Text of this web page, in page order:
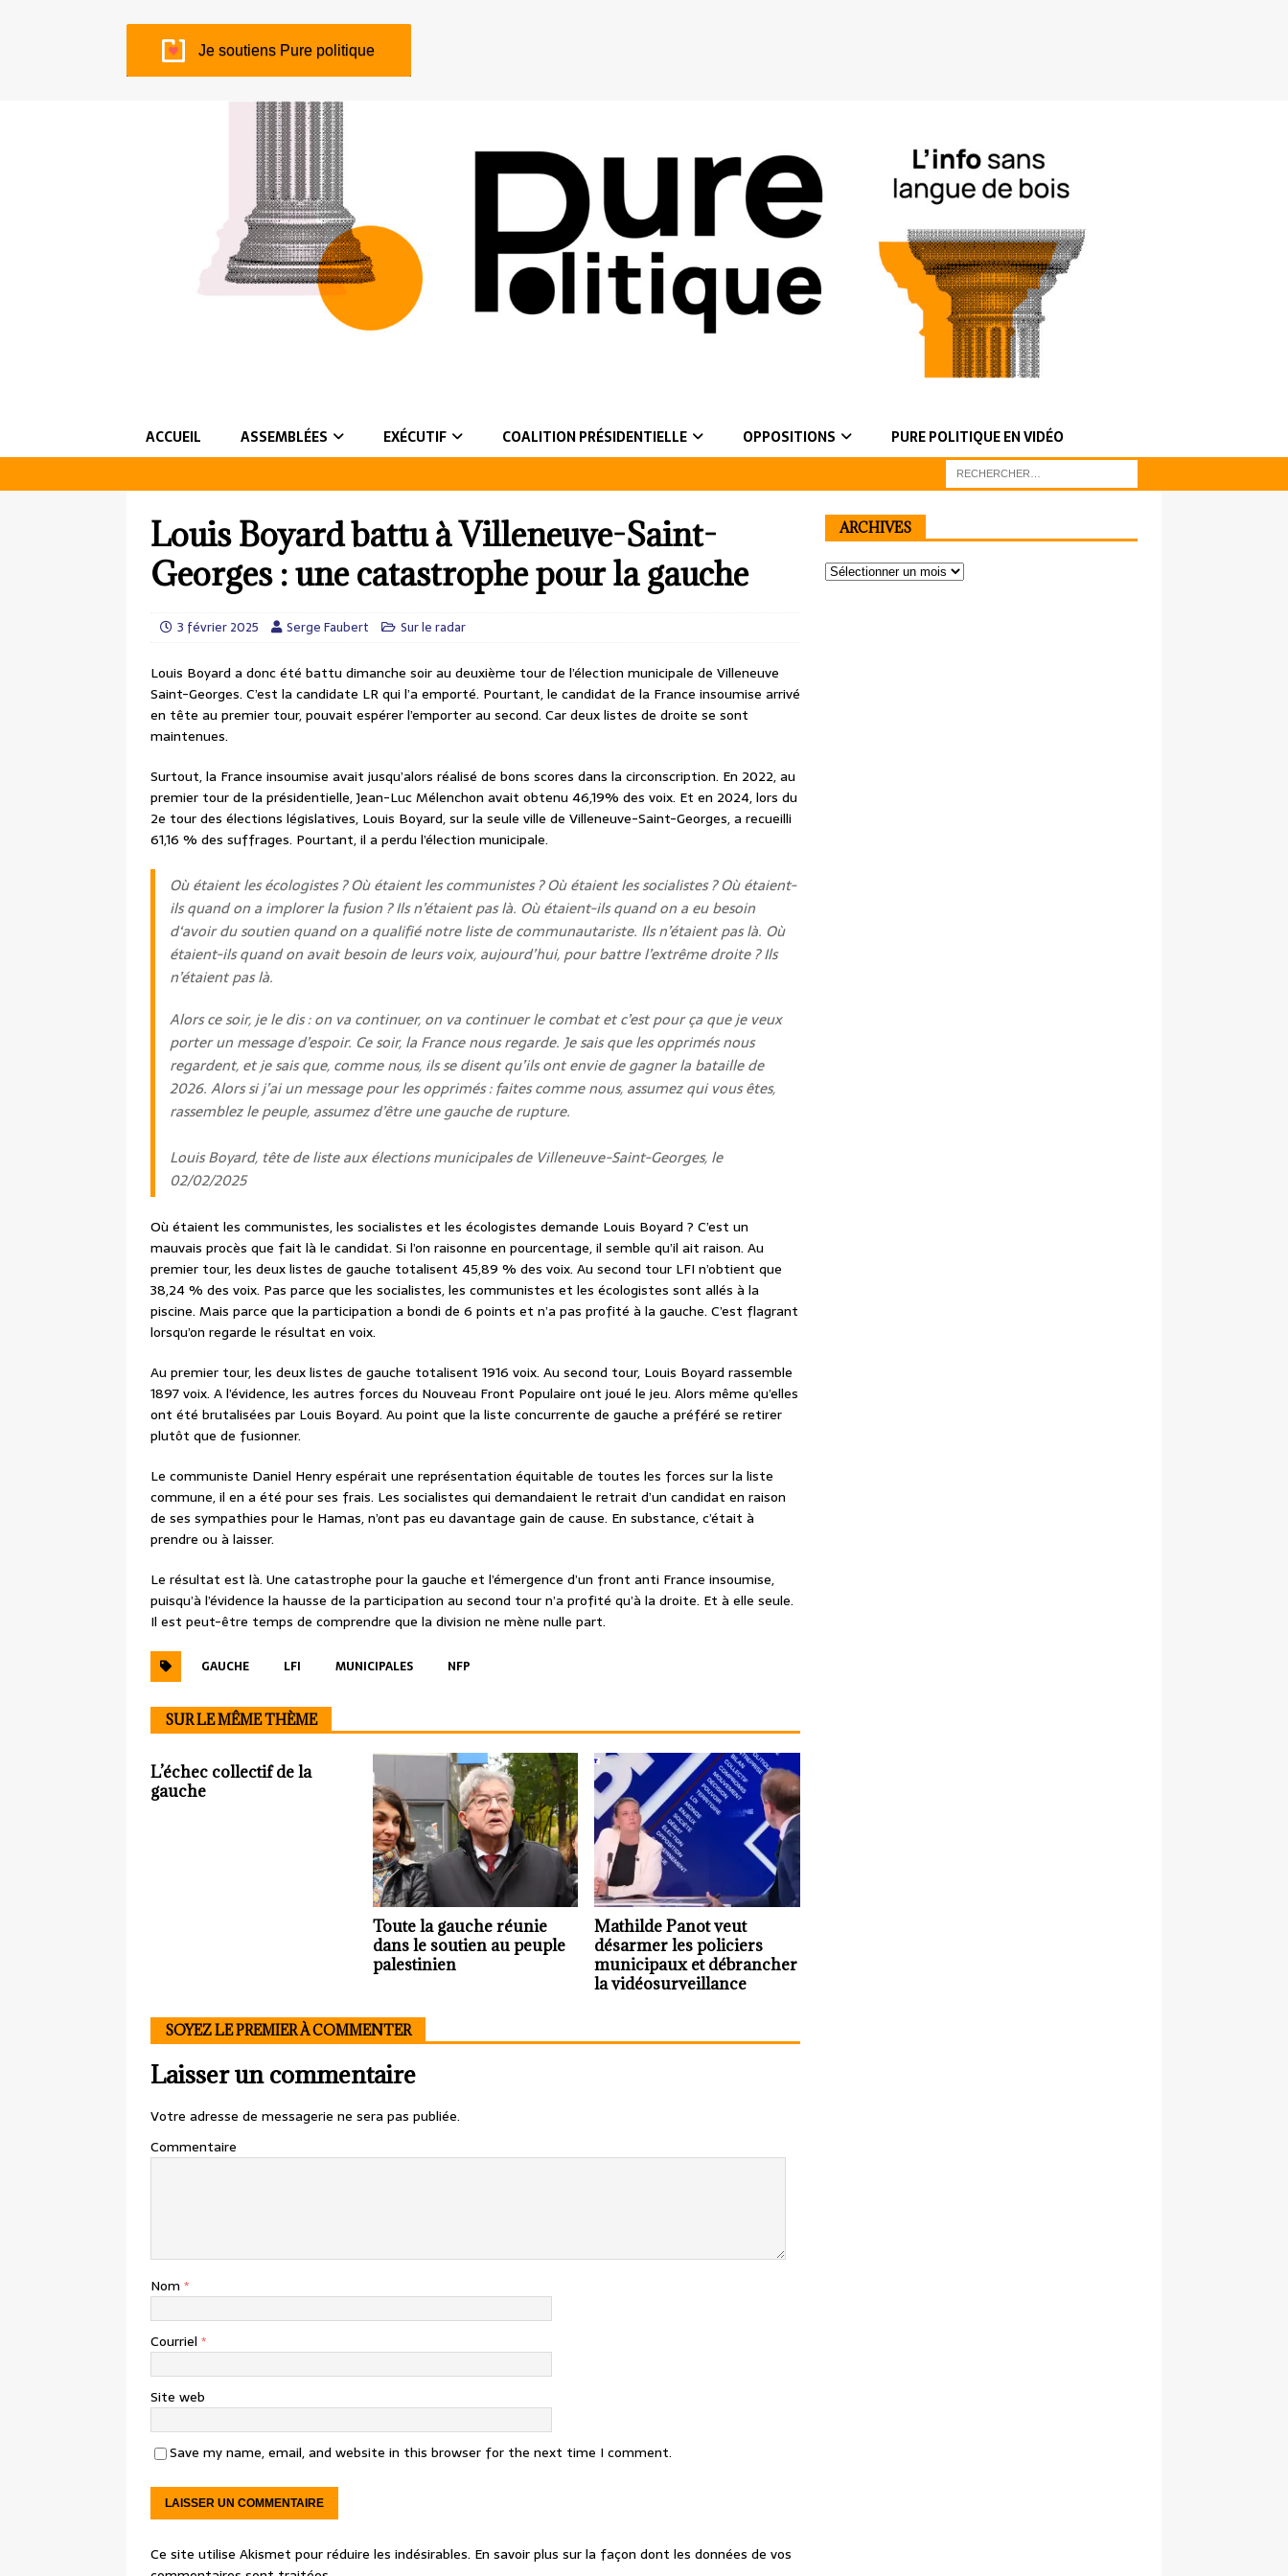
Je soutiens Pure politique
ACCUEIL ASSEMBLÉES EXÉCUTIF COALITION PRÉSIDENTIELLE OPPOSITIONS PURE POLITIQUE EN VIDÉO
Louis Boyard battu à Villeneuve-Saint-
Georges : une catastrophe pour la gauche
3 février 2025 Serge Faubert Sur le radar
Louis Boyard a donc été battu dimanche soir au deuxième tour de l’élection municipale de Villeneuve
Saint-Georges. C’est la candidate LR qui l’a emporté. Pourtant, le candidat de la France insoumise arrivé
en tête au premier tour, pouvait espérer l’emporter au second. Car deux listes de droite se sont
maintenues.
Surtout, la France insoumise avait jusqu’alors réalisé de bons scores dans la circonscription. En 2022, au
premier tour de la présidentielle, Jean-Luc Mélenchon avait obtenu 46,19% des voix. Et en 2024, lors du
2e tour des élections législatives, Louis Boyard, sur la seule ville de Villeneuve-Saint-Georges, a recueilli
61,16 % des suffrages. Pourtant, il a perdu l’élection municipale.
Où étaient les écologistes ? Où étaient les communistes ? Où étaient les socialistes ? Où étaient-
ils quand on a implorer la fusion ? Ils n’étaient pas là. Où étaient-ils quand on a eu besoin
d‘avoir du soutien quand on a qualifié notre liste de communautariste. Ils n’étaient pas là. Où
étaient-ils quand on avait besoin de leurs voix, aujourd’hui, pour battre l’extrême droite ? Ils
n’étaient pas là.
Alors ce soir, je le dis : on va continuer, on va continuer le combat et c’est pour ça que je veux
porter un message d’espoir. Ce soir, la France nous regarde. Je sais que les opprimés nous
regardent, et je sais que, comme nous, ils se disent qu’ils ont envie de gagner la bataille de
2026. Alors si j’ai un message pour les opprimés : faites comme nous, assumez qui vous êtes,
rassemblez le peuple, assumez d’être une gauche de rupture.
Louis Boyard, tête de liste aux élections municipales de Villeneuve-Saint-Georges, le
02/02/2025
Où étaient les communistes, les socialistes et les écologistes demande Louis Boyard ? C’est un
mauvais procès que fait là le candidat. Si l’on raisonne en pourcentage, il semble qu’il ait raison. Au
premier tour, les deux listes de gauche totalisent 45,89 % des voix. Au second tour LFI n’obtient que
38,24 % des voix. Pas parce que les socialistes, les communistes et les écologistes sont allés à la
piscine. Mais parce que la participation a bondi de 6 points et n’a pas profité à la gauche. C’est flagrant
lorsqu’on regarde le résultat en voix.
Au premier tour, les deux listes de gauche totalisent 1916 voix. Au second tour, Louis Boyard rassemble
1897 voix. A l’évidence, les autres forces du Nouveau Front Populaire ont joué le jeu. Alors même qu’elles
ont été brutalisées par Louis Boyard. Au point que la liste concurrente de gauche a préféré se retirer
plutôt que de fusionner.
Le communiste Daniel Henry espérait une représentation équitable de toutes les forces sur la liste
commune, il en a été pour ses frais. Les socialistes qui demandaient le retrait d’un candidat en raison
de ses sympathies pour le Hamas, n’ont pas eu davantage gain de cause. En substance, c’était à
prendre ou à laisser.
Le résultat est là. Une catastrophe pour la gauche et l’émergence d’un front anti France insoumise,
puisqu’à l’évidence la hausse de la participation au second tour n’a profité qu’à la droite. Et à elle seule.
Il est peut-être temps de comprendre que la division ne mène nulle part.
GAUCHE LFI MUNICIPALES NFP
SUR LE MÊME THÈME
L’échec collectif de la
gauche
Toute la gauche réunie
dans le soutien au peuple
palestinien
Mathilde Panot veut
désarmer les policiers
municipaux et débrancher
la vidéosurveillance
SOYEZ LE PREMIER À COMMENTER
Laisser un commentaire
Votre adresse de messagerie ne sera pas publiée.
Commentaire
Nom *
Courriel *
Site web
Save my name, email, and website in this browser for the next time I comment.
Ce site utilise Akismet pour réduire les indésirables. En savoir plus sur la façon dont les données de vos
ARCHIVES